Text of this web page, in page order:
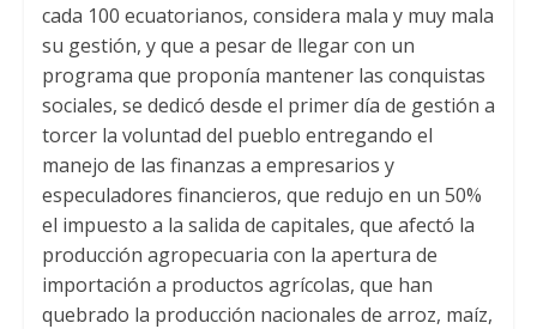
cada 100 ecuatorianos, considera mala y muy mala
su gestión, y que a pesar de llegar con un
programa que proponía mantener las conquistas
sociales, se dedicó desde el primer día de gestión a
torcer la voluntad del pueblo entregando el
manejo de las finanzas a empresarios y
especuladores financieros, que redujo en un 50%
el impuesto a la salida de capitales, que afectó la
producción agropecuaria con la apertura de
importación a productos agrícolas, que han
quebrado la producción nacionales de arroz, maíz,